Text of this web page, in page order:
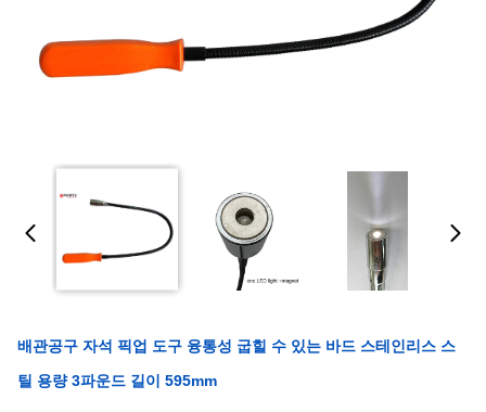
배관공구 자석 픽업 도구 융통성 굽힐 수 있는 바드 스테인리스 스
틸 용량 3파운드 길이 595mm